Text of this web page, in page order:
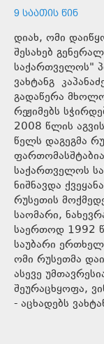
9 ᲡᲐᲐᲗᲘᲡ ᲬᲘᲜ
დიახ, ომი
შესახებ
საქართველოს"
ვახტანგ
გადაწერა
რეჟიმებს
2008 წლის
წელს დაგეგმა
საქართველოს
ნიშნავდა
რუსეთის
საომარი,
საერთოდ 1992
საუბარი
ომი რუსეთმა
ასევე
შეურაცხყოფა,
- აცხადებს